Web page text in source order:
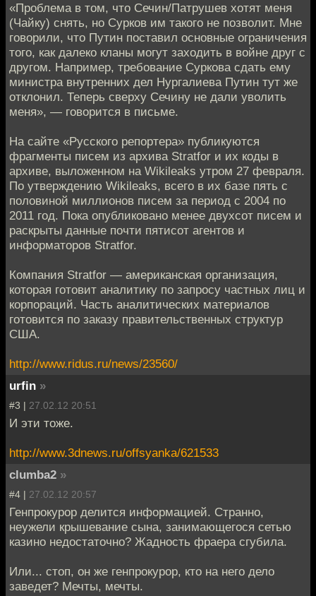
«Проблема в том, что Сечин/Патрушев хотят меня
(Чайку) снять, но Сурков им такого не позволит. Мне
говорили, что Путин поставил основные ограничения
того, как далеко кланы могут заходить в войне друг с
другом. Например, требование Суркова сдать ему
министра внутренних дел Нургалиева Путин тут же
отклонил. Теперь сверху Сечину не дали уволить
меня», — говорится в письме.
На сайте «Русского репортера» публикуются
фрагменты писем из архива Stratfor и их коды в
архиве, выложенном на Wikileaks утром 27 февраля.
По утверждению Wikileaks, всего в их базе пять с
половиной миллионов писем за период с 2004 по
2011 год. Пока опубликовано менее двухсот писем и
раскрыты данные почти пятисот агентов и
информаторов Stratfor.
Компания Stratfor — американская организация,
которая готовит аналитику по запросу частных лиц и
корпораций. Часть аналитических материалов
готовится по заказу правительственных структур
США.
http://www.ridus.ru/news/23560/
urfin »
#3 | 27.02.12 20:51
И эти тоже.
http://www.3dnews.ru/offsyanka/621533
clumba2 »
#4 | 27.02.12 20:57
Генпрокурор делится информацией. Странно,
неужели крышевание сына, занимающегося сетью
казино недостаточно? Жадность фраера сгубила.
Или... стоп, он же генпрокурор, кто на него дело
заведет? Мечты, мечты.